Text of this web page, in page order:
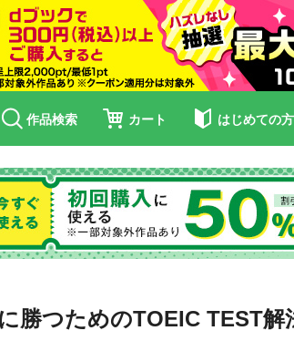
作品検索 カート はじめての
勝つためのTOEIC TEST解